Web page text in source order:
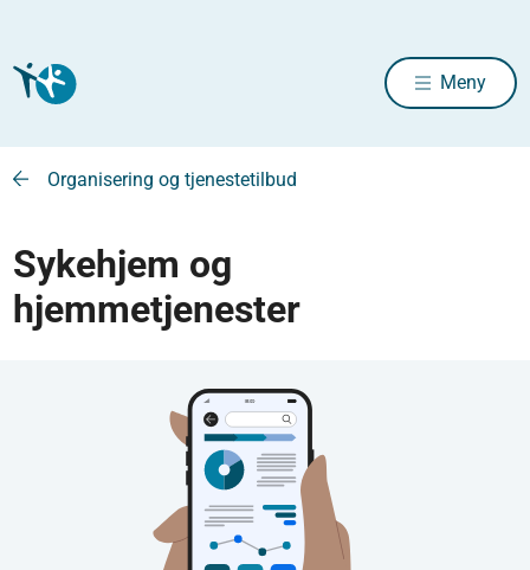
Meny
Organisering og tjenestetilbud
Sykehjem og
hjemmetjenester